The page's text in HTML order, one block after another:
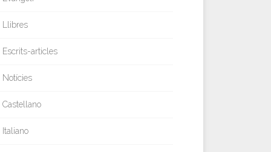
Llibres
Escrits-articles
Notícies
Castellano
Italiano